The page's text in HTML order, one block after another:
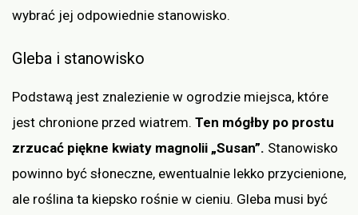
wybrać jej odpowiednie stanowisko.
Gleba i stanowisko
Podstawą jest znalezienie w ogrodzie miejsca, które
jest chronione przed wiatrem. Ten mógłby po prostu
zrzucać piękne kwiaty magnolii „Susan”. Stanowisko
powinno być słoneczne, ewentualnie lekko przycienione,
ale roślina ta kiepsko rośnie w cieniu. Gleba musi być